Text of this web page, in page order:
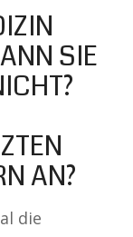
SIE
AN?
die